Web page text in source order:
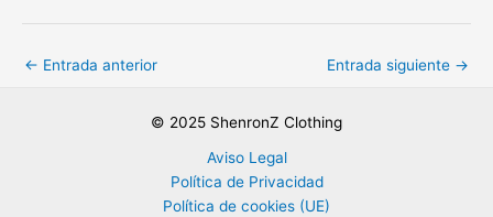
← Entrada anterior Entrada siguiente →
© 2025 ShenronZ Clothing
Aviso Legal
Política de Privacidad
Política de cookies (UE)